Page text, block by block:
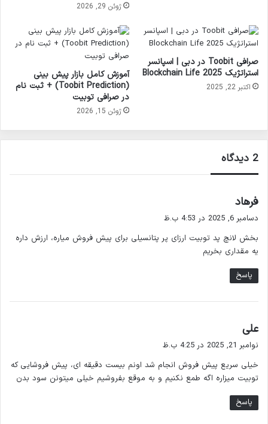
ژوئن 29, 2026
صرافی Toobit در دبی | اسپانسر
استراتژیک Blockchain Life 2025
اکتبر 22, 2025
آموزش کامل بازار پیش بینی
(Toobit Prediction) + ثبت نام
در صرافی توبیت
ژوئن 15, 2026
‫2 دیدگاه
فرهاد
ف
:
دسامبر 6, 2025 در 4:53 ب.ظ
بخش لانچ پد توبیت ارزای پر پتانسیلی برای پیش فروش میاره، ارزش داره
یه مقداری بخریم
پاسخ
علی
:
نوامبر 21, 2025 در 4:25 ب.ظ
خیلی سریع پیش فروش انجام شد اونم بیست دقیقه ای، پیش فروشایی که
توبیت میزاره اگه طمع نکنیم و به موقع بفروشیم خیلی میتونن سود بدن
پاسخ